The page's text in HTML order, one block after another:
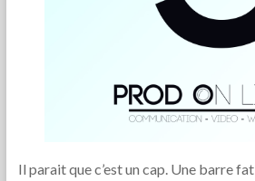
Il parait que c’est un cap. Une barre